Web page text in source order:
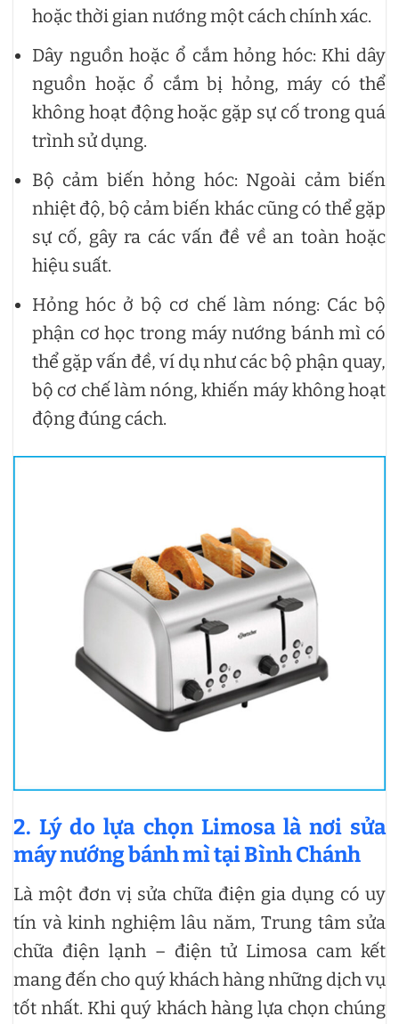
hoặc thời gian nướng một cách chính xác.
Dây nguồn hoặc ổ cắm hỏng hóc: Khi dây
nguồn hoặc ổ cắm bị hỏng, máy có thể
không hoạt động hoặc gặp sự cố trong quá
trình sử dụng.
Bộ cảm biến hỏng hóc: Ngoài cảm biến
nhiệt độ, bộ cảm biến khác cũng có thể gặp
sự cố, gây ra các vấn đề về an toàn hoặc
hiệu suất.
Hỏng hóc ở bộ cơ chế làm nóng: Các bộ
phận cơ học trong máy nướng bánh mì có
thể gặp vấn đề, ví dụ như các bộ phận quay,
bộ cơ chế làm nóng, khiến máy không hoạt
động đúng cách.
2. Lý do lựa chọn Limosa là nơi sửa
máy nướng bánh mì tại Bình Chánh
Là một đơn vị sửa chữa điện gia dụng có uy
tín và kinh nghiệm lâu năm, Trung tâm sửa
chữa điện lạnh – điện tử Limosa cam kết
mang đến cho quý khách hàng những dịch vụ
tốt nhất. Khi quý khách hàng lựa chọn chúng